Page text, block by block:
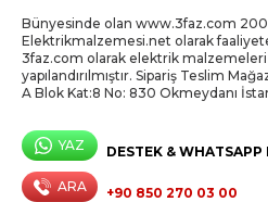
Bünyesinde olan www.3faz.com
Elektrikmalzemesi.net olarak faaliyete
3faz.com olarak elektrik
yapılandırılmıştır. Sipariş Teslim
A Blok Kat:8 No: 830 Okmeydanı
YAZ DESTEK & WHATSAPP
ARA
+90 850 270 03 00